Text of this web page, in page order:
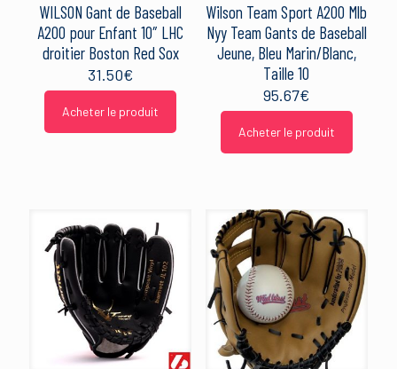
WILSON Gant de Baseball
A200 pour Enfant 10″ LHC
droitier Boston Red Sox
31.50€
Acheter le produit
Wilson Team Sport A200 Mlb
Nyy Team Gants de Baseball
Jeune, Bleu Marin/Blanc,
Taille 10
95.67€
Acheter le produit